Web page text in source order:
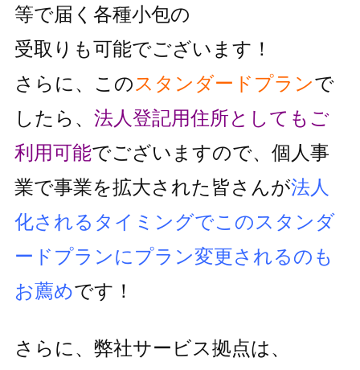
等で届く各種小包の
受取りも可能でございます！
さらに、この スタンダードプランで
したら、 法人登記用住所としても ご
利用可能でございますので、個人事
業で事業を拡大された皆さんが法人
化されるタイミングでこのスタンダ
ードプランにプラン変更されるのも
お薦めです！
さらに、弊社サービス拠点は、